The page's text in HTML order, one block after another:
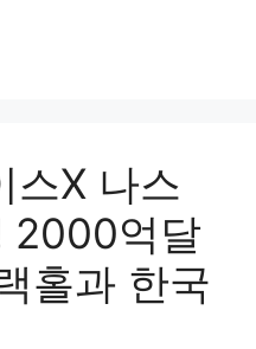
스X 나스
2000억달
홀과 한국